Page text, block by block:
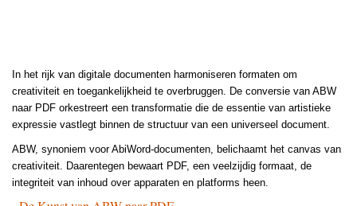
In het rijk van digitale documenten harmoniseren formaten om
creativiteit en toegankelijkheid te overbruggen. De conversie van ABW
naar PDF orkestreert een transformatie die de essentie van artistieke
expressie vastlegt binnen de structuur van een universeel document.
ABW, synoniem voor AbiWord-documenten, belichaamt het canvas van
creativiteit. Daarentegen bewaart PDF, een veelzijdig formaat, de
integriteit van inhoud over apparaten en platforms heen.